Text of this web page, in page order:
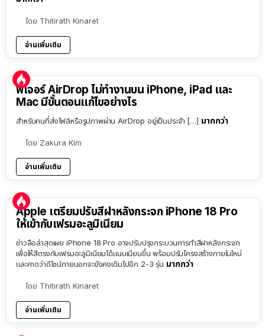
โดย Thitirath Kinaret
อ่านเพิ่มเติม
ฟีเจอร์ AirDrop ไม่ทำงานบน iPhone, iPad และ
Mac มีขั้นตอนแก้ไขอย่างไร
สำหรับคนที่ส่งไฟล์หรือรูปภาพผ่าน AirDrop อยู่เป็นประจำ […] มากกว่า
โดย Zakura Kim
อ่านเพิ่มเติม
Apple เตรียมปรับสีฝาหลังกระจก iPhone 18 Pro
ให้เข้ากับเฟรมอะลูมิเนียม
ข่าวลือล่าสุดเผย iPhone 18 Pro อาจปรับปรุงกระบวนการทำสีฝาหลังกระจก
เพื่อให้สีตรงกับเฟรมอะลูมิเนียมได้แนบเนียนขึ้น พร้อมปรับโครงสร้างภายในใหม่
และคาดว่าดีไซน์ภายนอกจะยังคงเดิมไปอีก 2-3 รุ่น มากกว่า
โดย Thitirath Kinaret
อ่านเพิ่มเติม